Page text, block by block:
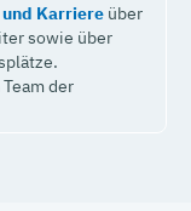
Karriere über
sowie über
der